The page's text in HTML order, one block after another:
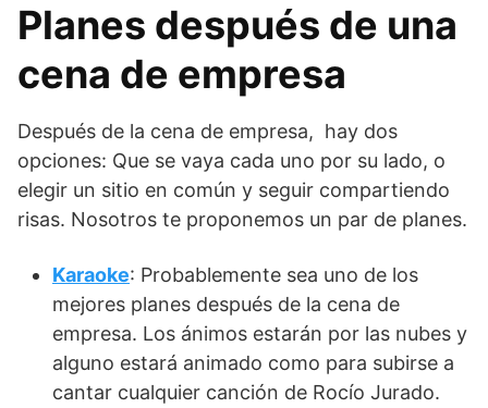
Planes después de una
cena de empresa
Después de la cena de empresa, hay dos
opciones: Que se vaya cada uno por su lado, o
elegir un sitio en común y seguir compartiendo
risas. Nosotros te proponemos un par de planes.
Karaoke: Probablemente sea uno de los
mejores planes después de la cena de
empresa. Los ánimos estarán por las nubes y
alguno estará animado como para subirse a
cantar cualquier canción de Rocío Jurado.